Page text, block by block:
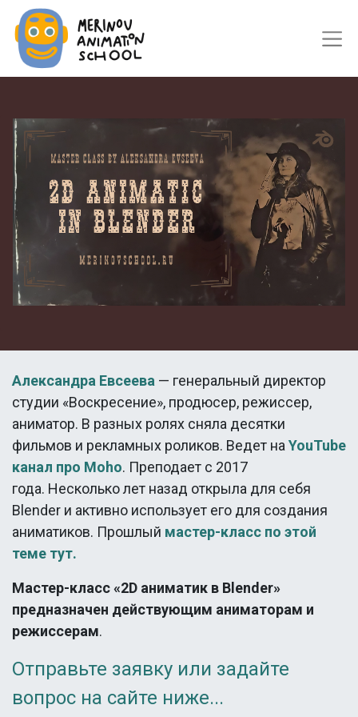
Александра Евсеева — генеральный директор
студии «Воскресение», продюсер, режиссер,
аниматор. В разных ролях сняла десятки
фильмов и рекламных роликов. Ведет на YouTube
канал про Moho. Преподает с 2017
года. Несколько лет назад открыла для себя
Blender и активно использует его для создания
аниматиков. Прошлый мастер-класс по этой
теме тут.
Мастер-класс «2D аниматик в Blender»
предназначен действующим аниматорам и
режиссерам.
Отправьте заявку или задайте
вопрос на сайте ниже...